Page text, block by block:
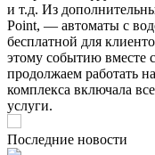
и т.д. Из
Point, — автоматы с
бесплатной для
этому событию вместе
продолжаем работать
комплекса включала
услуги.
Последние новости